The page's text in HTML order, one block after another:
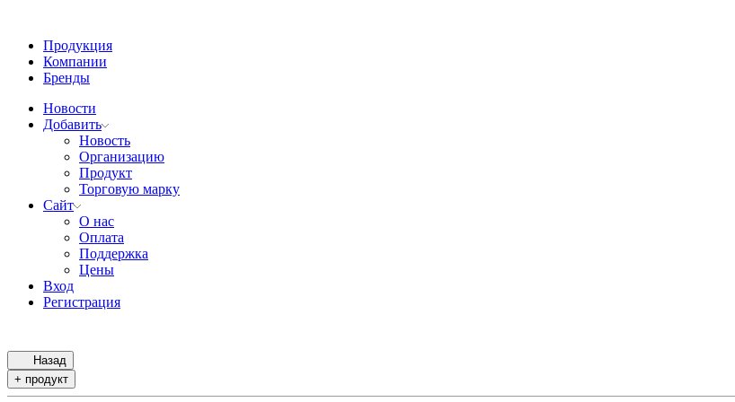
Продукция
Компании
Бренды
Новости
Добавить
Новость
Организацию
Продукт
Торговую марку
Сайт
О нас
Оплата
Поддержка
Цены
Вход
Регистрация
Назад
+ продукт